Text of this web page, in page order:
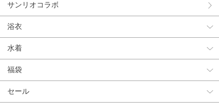
サンリオコラボ
浴衣
水着
福袋
セール